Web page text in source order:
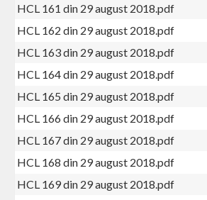
HCL 161 din 29 august 2018.pdf
HCL 162 din 29 august 2018.pdf
HCL 163 din 29 august 2018.pdf
HCL 164 din 29 august 2018.pdf
HCL 165 din 29 august 2018.pdf
HCL 166 din 29 august 2018.pdf
HCL 167 din 29 august 2018.pdf
HCL 168 din 29 august 2018.pdf
HCL 169 din 29 august 2018.pdf